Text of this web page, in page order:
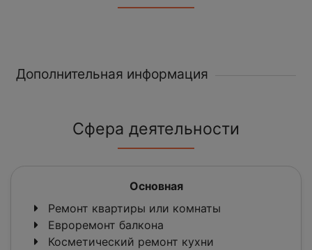
Дополнительная информация
Сфера деятельности
Основная
Ремонт квартиры или комнаты
Евроремонт балкона
Косметический ремонт кухни